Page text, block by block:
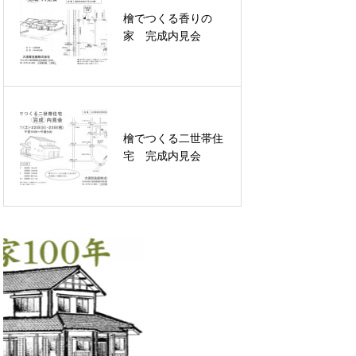
檜でつくる香りの
家 完成内見会
檜でつくる二世帯住
宅 完成内見会